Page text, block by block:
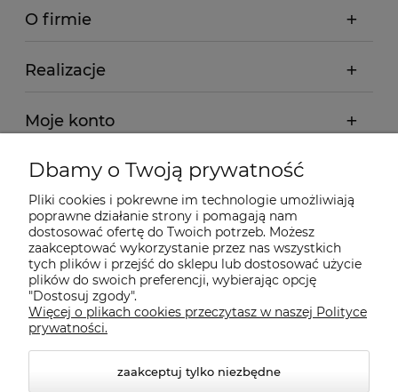
O firmie
Realizacje
Moje konto
Regulamin
Dostawa - realizacja
Gwarancja i zwroty
Pomoc
Dbamy o Twoją prywatność
Pliki cookies i pokrewne im technologie umożliwiają
poprawne działanie strony i pomagają nam
dostosować ofertę do Twoich potrzeb. Możesz
zaakceptować wykorzystanie przez nas wszystkich
tych plików i przejść do sklepu lub dostosować użycie
plików do swoich preferencji, wybierając opcję
"Dostosuj zgody".
Więcej o plikach cookies przeczytasz w naszej Polityce
prywatności.
zaakceptuj tylko niezbędne